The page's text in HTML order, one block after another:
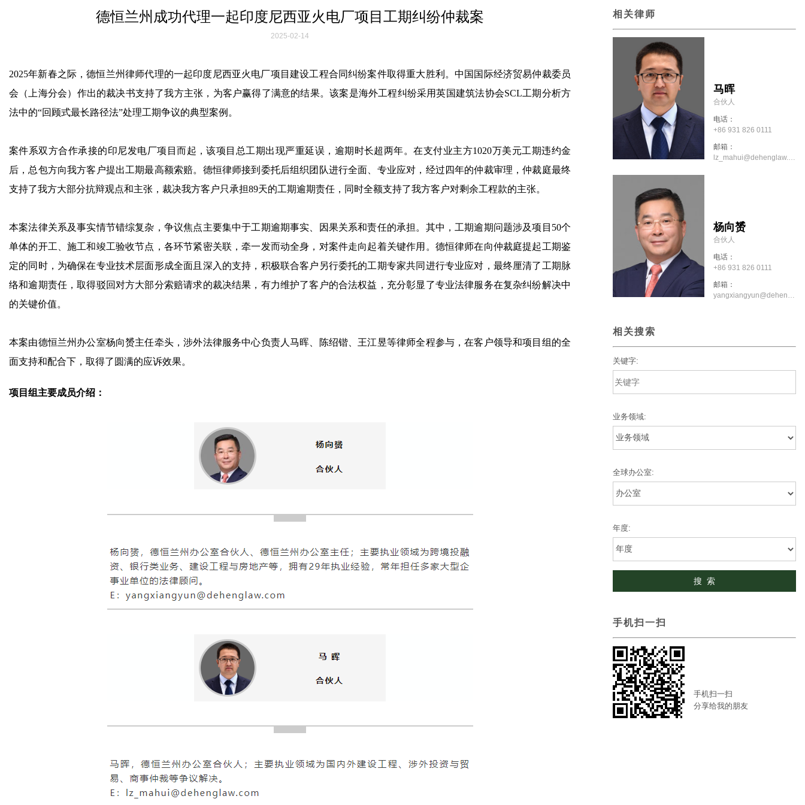
德恒兰州成功代理一起印度尼西亚火电厂项目工期纠纷仲裁案
2025-02-14
2025年新春之际，德恒兰州律师代理的一起印度尼西亚火电厂项目建设工程合同纠纷案件取得重大胜利。中国国际经济贸易仲裁委员
会（上海分会）作出的裁决书支持了我方主张，为客户赢得了满意的结果。该案是海外工程纠纷采用英国建筑法协会SCL工期分析方
法中的“回顾式最长路径法”处理工期争议的典型案例。
案件系双方合作承接的印尼发电厂项目而起，该项目总工期出现严重延误，逾期时长超两年。在支付业主方1020万美元工期违约金
后，总包方向我方客户提出工期最高额索赔。德恒律师接到委托后组织团队进行全面、专业应对，经过四年的仲裁审理，仲裁庭最终
支持了我方大部分抗辩观点和主张，裁决我方客户只承担89天的工期逾期责任，同时全额支持了我方客户对剩余工程款的主张。
本案法律关系及事实情节错综复杂，争议焦点主要集中于工期逾期事实、因果关系和责任的承担。其中，工期逾期问题涉及项目50个
单体的开工、施工和竣工验收节点，各环节紧密关联，牵一发而动全身，对案件走向起着关键作用。德恒律师在向仲裁庭提起工期鉴
定的同时，为确保在专业技术层面形成全面且深入的支持，积极联合客户另行委托的工期专家共同进行专业应对，最终厘清了工期脉
络和逾期责任，取得驳回对方大部分索赔请求的裁决结果，有力维护了客户的合法权益，充分彰显了专业法律服务在复杂纠纷解决中
的关键价值。
本案由德恒兰州办公室杨向赟主任牵头，涉外法律服务中心负责人马晖、陈绍锴、王江昱等律师全程参与，在客户领导和项目组的全
面支持和配合下，取得了圆满的应诉效果。
项目组主要成员介绍：
相关律师
马晖
合伙人
电话：
+86 931 826 0111
邮箱：
lz_mahui@dehenglaw.com
杨向赟
合伙人
电话：
+86 931 826 0111
邮箱：
yangxiangyun@dehenglaw.com
相关搜索
关键字:
业务领域:
全球办公室:
年度:
手机扫一扫
手机扫一扫
分享给我的朋友